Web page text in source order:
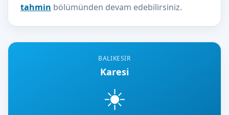
BALIKESIR
Karesi
☀️
tahmin bölümünden devam edebilirsiniz.